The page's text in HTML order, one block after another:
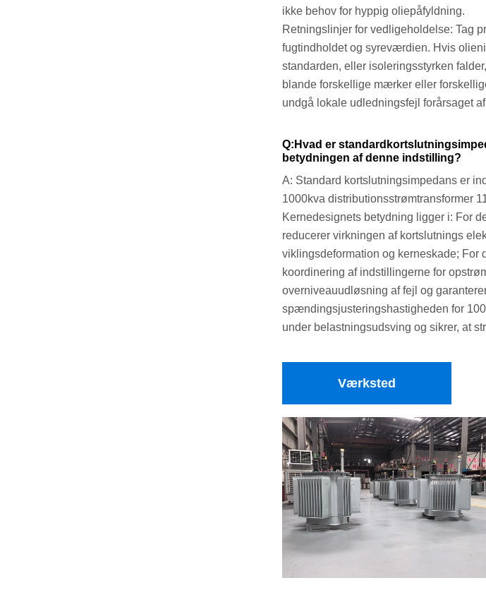
ikke behov for hyppig oliepåfyldning.
Retningslinjer for vedligeholdelse: Tag
fugtindholdet og syreværdien. Hvis
standarden, eller isoleringsstyrken
blande forskellige mærker eller
undgå lokale udledningsfejl forårsaget
Q:Hvad er
betydningen af ​​denne indstilling?
A: Standard kortslutningsimpedans er
1000kva distributionsstrømtransformer
Kernedesignets betydning ligger i: For
reducerer virkningen af ​​kortslutnings
viklingsdeformation og kerneskade;
koordinering af indstillingerne for
overniveauudløsning af fejl og
spændingsjusteringshastigheden for
under belastningsudsving og sikrer, at
Værksted